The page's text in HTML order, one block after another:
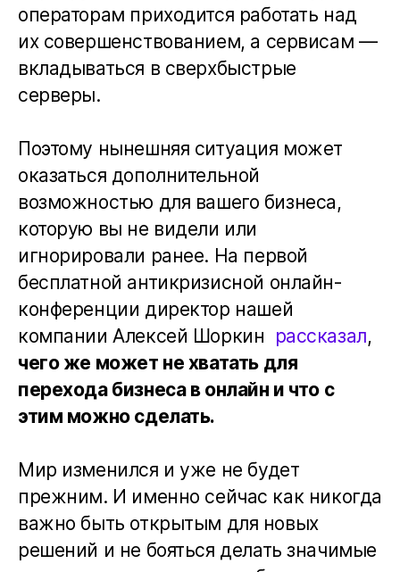
операторам приходится работать над
их совершенствованием, а сервисам —
вкладываться в сверхбыстрые
серверы.
Поэтому нынешняя ситуация может
оказаться дополнительной
возможностью для вашего бизнеса,
которую вы не видели или
игнорировали ранее. На первой
бесплатной антикризисной онлайн-
конференции директор нашей
компании Алексей Шоркин рассказал,
чего же может не хватать для
перехода бизнеса в онлайн и что с
этим можно сделать.
Мир изменился и уже не будет
прежним. И именно сейчас как никогда
важно быть открытым для новых
решений и не бояться делать значимые